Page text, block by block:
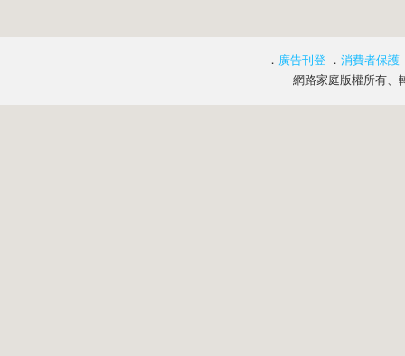
． 廣告刊登 ． 消費者保護
網路家庭版權所有、